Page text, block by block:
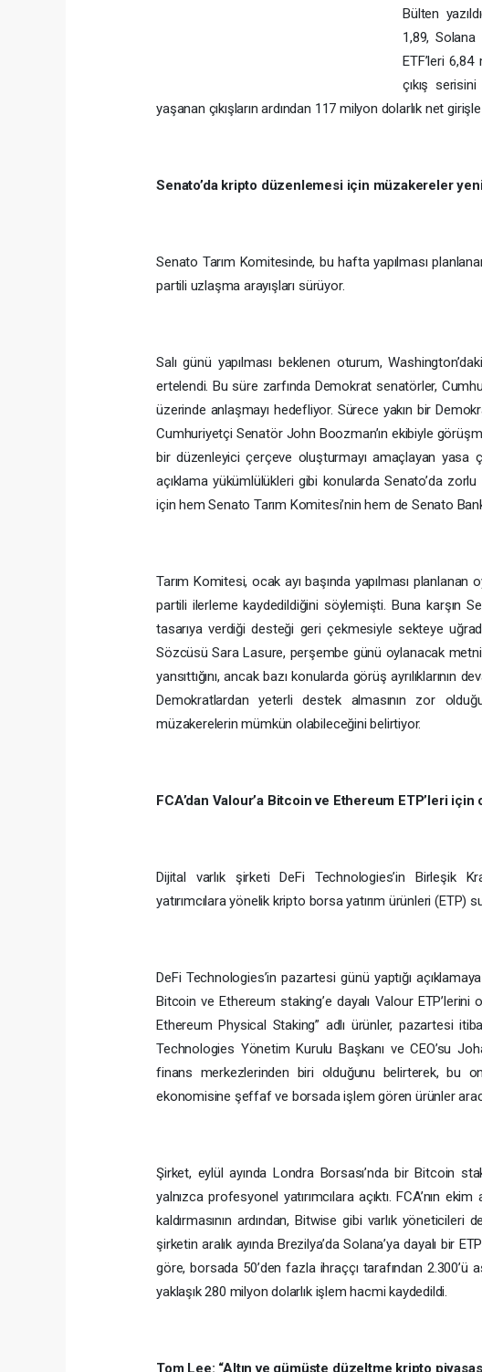
Bülten
1,89,
ETF’leri
çıkış
yaşanan çıkışların ardından 117 milyon dolarlık net
Senato’da kripto düzenlemesi için müzakereler
Senato Tarım Komitesinde, bu hafta yapılması
partili uzlaşma arayışları sürüyor.
Salı günü yapılması beklenen oturum,
ertelendi. Bu süre zarfında Demokrat senatörler,
üzerinde anlaşmayı hedefliyor. Sürece yakın bir
Cumhuriyetçi Senatör John Boozman’ın ekibiyle
bir düzenleyici çerçeve oluşturmayı amaçlayan yasa
açıklama yükümlülükleri gibi konularda Senato’da
için hem Senato Tarım Komitesi’nin hem de Senato
Tarım Komitesi, ocak ayı başında yapılması
partili ilerleme kaydedildiğini söylemişti. Buna karşın
tasarıya verdiği desteği geri çekmesiyle sekteye
Sözcüsü Sara Lasure, perşembe günü oylanacak
yansıttığını, ancak bazı konularda görüş
Demokratlardan yeterli destek almasının zor
müzakerelerin mümkün olabileceğini belirtiyor.
FCA’dan Valour’a Bitcoin ve Ethereum ETP’leri için
Dijital varlık şirketi DeFi Technologies’in Birleşik
yatırımcılara yönelik kripto borsa yatırım ürünleri (ETP)
DeFi Technologies’in pazartesi günü yaptığı
Bitcoin ve Ethereum staking’e dayalı Valour
Ethereum Physical Staking” adlı ürünler, pazartesi
Technologies Yönetim Kurulu Başkanı ve CEO’su
finans merkezlerinden biri olduğunu belirterek, bu
ekonomisine şeffaf ve borsada işlem gören ürünler
Şirket, eylül ayında Londra Borsası’nda bir Bitcoin
yalnızca profesyonel yatırımcılara açıktı. FCA’nın
kaldırmasının ardından, Bitwise gibi varlık yöneticileri
şirketin aralık ayında Brezilya’da Solana’ya dayalı bir
göre, borsada 50’den fazla ihraççı tarafından 2.300’ü
yaklaşık 280 milyon dolarlık işlem hacmi kaydedildi.
Tom Lee: “Altın ve gümüşte düzeltme kripto